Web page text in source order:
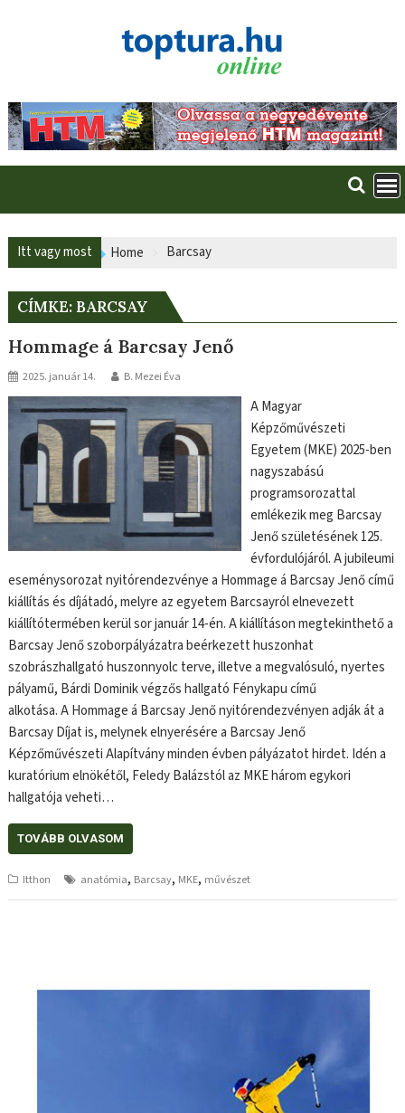
Itt vagy most Home Barcsay
CÍMKE: BARCSAY
Hommage á Barcsay Jenő
2025. január 14. B. Mezei Éva
A Magyar
Képzőművészeti
Egyetem (MKE) 2025-ben
nagyszabású
programsorozattal
emlékezik meg Barcsay
Jenő születésének 125.
évfordulójáról. A jubileumi
eseménysorozat nyitórendezvénye a Hommage á Barcsay Jenő című
kiállítás és díjátadó, melyre az egyetem Barcsayról elnevezett
kiállítótermében kerül sor január 14-én. A kiállításon megtekinthető a
Barcsay Jenő szoborpályázatra beérkezett huszonhat
szobrászhallgató huszonnyolc terve, illetve a megvalósuló, nyertes
pályamű, Bárdi Dominik végzős hallgató Fénykapu című
alkotása. A Hommage á Barcsay Jenő nyitórendezvényen adják át a
Barcsay Díjat is, melynek elnyerésére a Barcsay Jenő
Képzőművészeti Alapítvány minden évben pályázatot hirdet. Idén a
kuratórium elnökétől, Feledy Balázstól az MKE három egykori
hallgatója veheti…
TOVÁBB OLVASOM
Itthon anatómia, Barcsay, MKE, művészet